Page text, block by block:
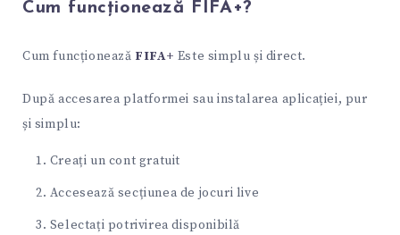
Cum funcționează FIFA+?
Cum funcționează FIFA+ Este simplu și direct.
După accesarea platformei sau instalarea aplicației, pur
și simplu:
Creați un cont gratuit
Accesează secțiunea de jocuri live
Selectați potrivirea disponibilă